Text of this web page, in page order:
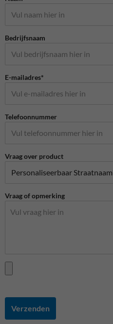
Bedrijfsnaam
E-mailadres*
Telefoonnummer
Vraag over product
Vraag of opmerking
Verzenden